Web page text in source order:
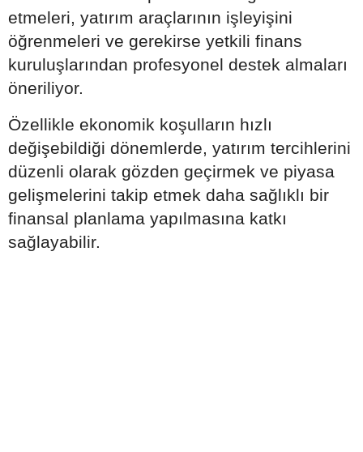
etmeleri, yatırım araçlarının işleyişini
öğrenmeleri ve gerekirse yetkili finans
kuruluşlarından profesyonel destek almaları
öneriliyor.
Özellikle ekonomik koşulların hızlı
değişebildiği dönemlerde, yatırım tercihlerini
düzenli olarak gözden geçirmek ve piyasa
gelişmelerini takip etmek daha sağlıklı bir
finansal planlama yapılmasına katkı
sağlayabilir.